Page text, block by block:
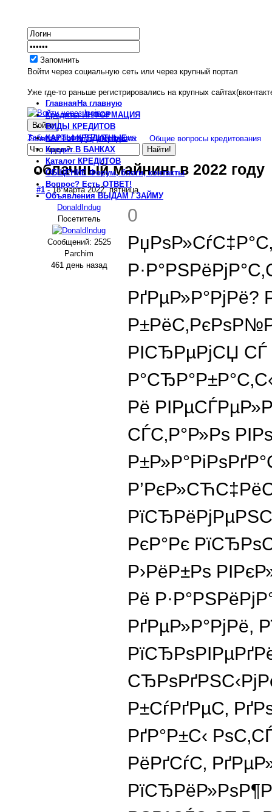
Запомнить
Войти через социальную сеть или через крупный портал
Уже где-то раньше регистрировались на крупных
Забыли пароль? Регистрация
Главная На главную
КредитыИНФОРМАЦИЯ
ВИДЫ
КРЕДИТОВ
КАРТЫКРЕДИТНЫЕ
Кредит В БАНКАХ
Каталог КРЕДИТОВ
ОБЩЕНИЕФорум, блоги, контакты
Вопрос? Есть ОТВЕТ!
Объявления ВЫДАМ / ЗАЙМУ
Главная Форум о кредитах Общие вопросы кредитования
облачный майнинг в 2022 году
#1- 18 марта 2022, пятница
DonaldIndug
Посетитель
Сообщений: 2525
Parchim
461 день назад
0
РґРµР»Р°РјРё?
РІСЂРµРјСЏ
Рё
СЃС‚Р°Р»Рѕ
РєР°Рє
Р›РёР±Рѕ
Рё
Р±СѓРґРµС‚
РґР°Р±С‹
РёРґСѓС‚